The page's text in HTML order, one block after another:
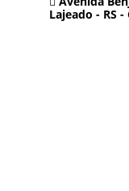
Lajeado - RS -